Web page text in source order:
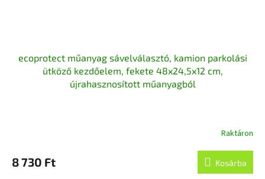
ecoprotect műanyag sávelválasztó, kamion parkolási
ütköző kezdőelem, fekete 48x24,5x12 cm,
újrahasznosított műanyagból
Raktáron
8 730 Ft Kosárba